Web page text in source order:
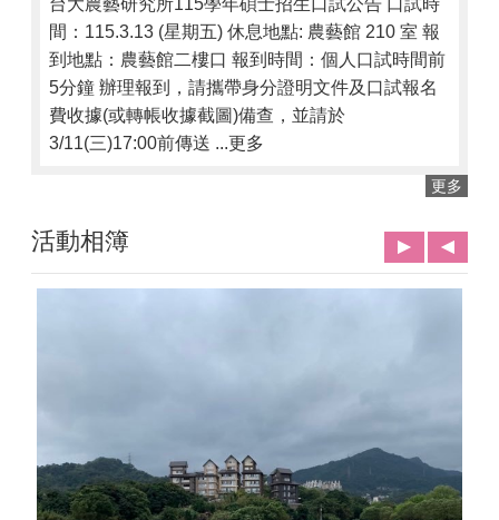
台大農藝研究所115學年碩士招生口試公告 口試時
間：115.3.13 (星期五) 休息地點: 農藝館 210 室 報
到地點：農藝館二樓口 報到時間：個人口試時間前
5分鐘 辦理報到，請攜帶身分證明文件及口試報名
費收據(或轉帳收據截圖)備查，並請於
3/11(三)17:00前傳送 ...更多
更多
活動相簿